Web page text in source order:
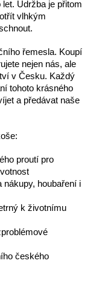
Údržba je přitom
vlhkým
řemesla. Koupí
nejen nás, ale
v Česku. Každý
tohoto krásného
a předávat naše
proutí pro
houbaření i
k životnímu
českého